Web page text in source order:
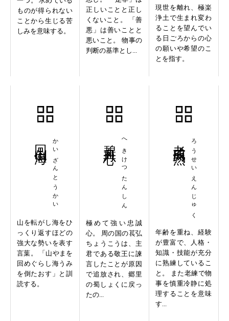
ものが得られない
ことから生じる苦
しみを意味する。
正しいことと正し
くないこと。 「善
悪」は善いことと
悪いこと。 物事の
判断の基準とし...
現世を離れ、極楽
浄土で生まれ変わ
ることを望んでい
る日ごろからの心
の願いや希望のこ
とを指す。
かいざんとうかい
山を転がし海をひ
っくり返すほどの
強大な勢いを表す
言葉。 「山やまを
回めぐらし海うみ
を倒たおす」と訓
読する。
へきけつたんしん
極めて強い忠誠
心。 周の国の萇弘
ちょうこうは、主
君である敬王に諫
言したことが原因
で追放され、郷里
の蜀しょくに戻っ
たの...
ろうせいえんじゅく
年齢を重ね、経験
が豊富で、人格・
知識・技能が充分
に熟練しているこ
と。 また老練で物
事を慎重冷静に処
理することを意味
す...